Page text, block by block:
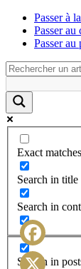
Passer à
Passer
Passer au
Exact
Search in title
Search in
Search in
Facebook